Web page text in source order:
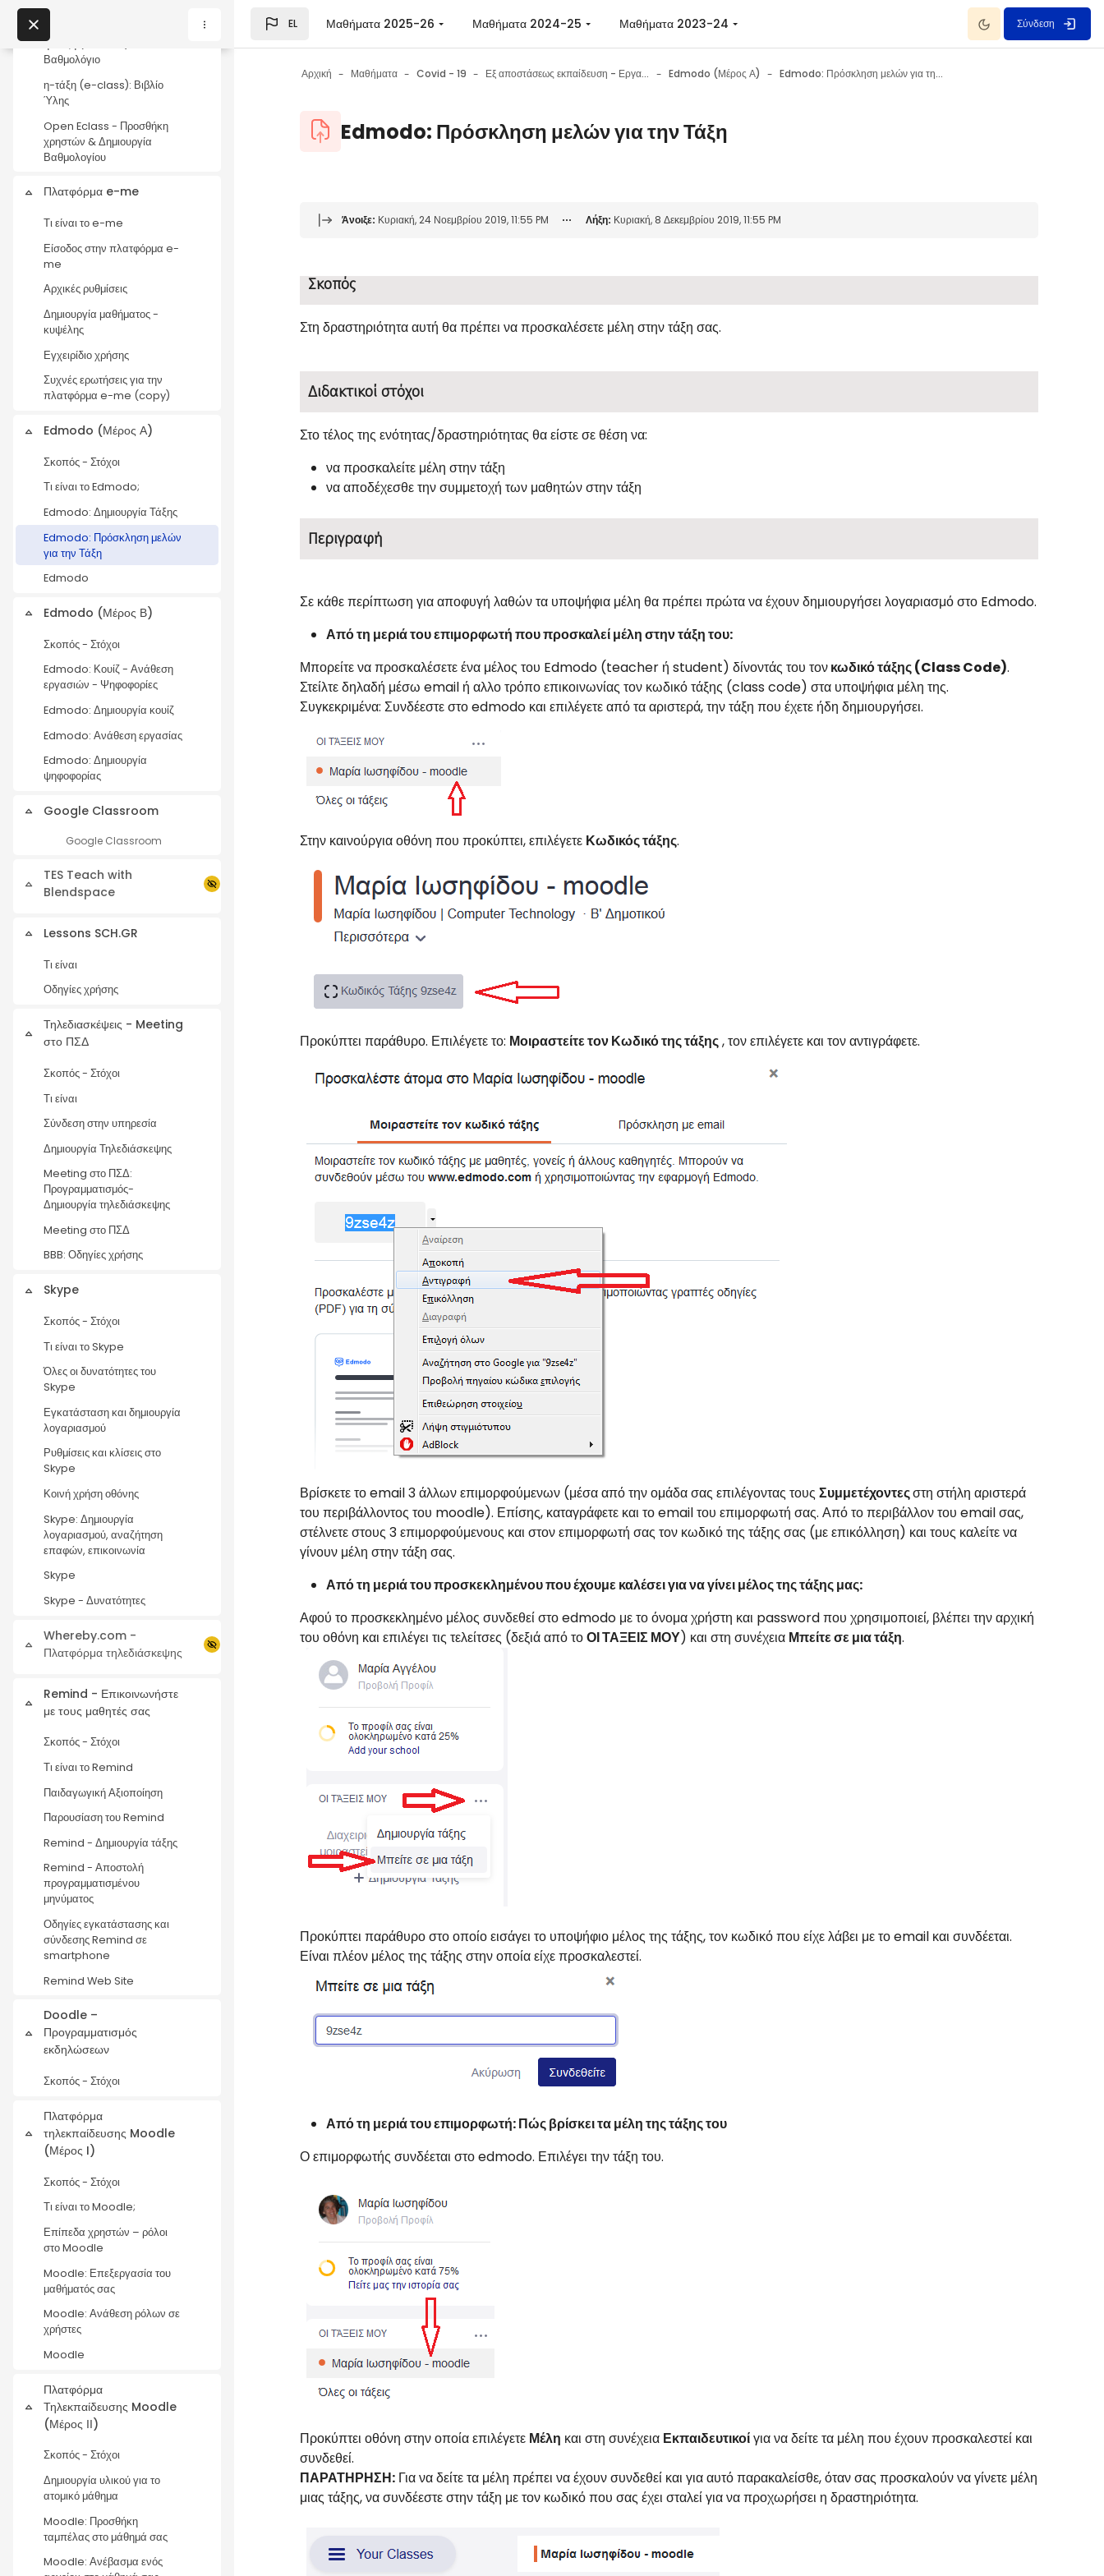
ΜπλοκMy Courses
Μπλοκ
η-τάξη (e-class):
Βαθμολόγιο
η-τάξη (e-class): Βιβλίο
Ύλης
Open Eclass - Προσθήκη
χρηστών & Δημιουργία
Βαθμολογίου
Σύμπτυξη
Πλατφόρμα e-me
Τι είναι το e-me
Είσοδος στην πλατφόρμα e-
me
Αρχικές ρυθμίσεις
Δημιουργία μαθήματος -
κυψέλης
Εγχειρίδιο χρήσης
Συχνές ερωτήσεις για την
πλατφόρμα e-me (copy)
Σύμπτυξη
Edmodo (Μέρος Α)
Σκοπός - Στόχοι
Τι είναι το Edmodo;
Edmodo: Δημιουργία Τάξης
Edmodo: Πρόσκληση μελών
για την Τάξη
Edmodo
Σύμπτυξη
Edmodo (Μέρος Β)
Σκοπός - Στόχοι
Edmodo: Κουίζ - Ανάθεση
εργασιών - Ψηφοφορίες
Edmodo: Δημιουργία κουίζ
Edmodo: Ανάθεση εργασίας
Edmodo: Δημιουργία
ψηφοφορίας
Σύμπτυξη
Google Classroom
Google Classroom
Σύμπτυξη
TES Teach with
Blendspace
Σύμπτυξη
Lessons SCH.GR
Τι είναι
Οδηγίες χρήσης
Σύμπτυξη
Τηλεδιασκέψεις - Meeting
στο ΠΣΔ
Σκοπός - Στόχοι
Τι είναι
Σύνδεση στην υπηρεσία
Δημιουργία Τηλεδιάσκεψης
Meeting στο ΠΣΔ:
Προγραμματισμός-
Δημιουργία τηλεδιάσκεψης
Meeting στο ΠΣΔ
BBB: Οδηγίες χρήσης
Σύμπτυξη
Skype
Σκοπός - Στόχοι
Τι είναι το Skype
Όλες οι δυνατότητες του
Skype
Εγκατάσταση και δημιουργία
λογαριασμού
Ρυθμίσεις και κλίσεις στο
Skype
Κοινή χρήση οθόνης
Skype: Δημιουργία
λογαριασμού, αναζήτηση
επαφών, επικοινωνία
Skype
Skype - Δυνατότητες
Σύμπτυξη
Whereby.com -
Πλατφόρμα τηλεδιάσκεψης
Σύμπτυξη
Remind - Επικοινωνήστε
με τους μαθητές σας
Σκοπός - Στόχοι
Τι είναι το Remind
Παιδαγωγική Αξιοποίηση
Παρουσίαση του Remind
Remind - Δημιουργία τάξης
Remind - Αποστολή
προγραμματισμένου
μηνύματος
Οδηγίες εγκατάστασης και
σύνδεσης Remind σε
smartphone
Remind Web Site
Σύμπτυξη
Doodle –
Προγραμματισμός
εκδηλώσεων
Σκοπός - Στόχοι
Σύμπτυξη
Πλατφόρμα
τηλεκπαίδευσης Moodle
(Μέρος I)
Σκοπός - Στόχοι
Τι είναι το Moodle;
Επίπεδα χρηστών – ρόλοι
στο Moodle
Moodle: Επεξεργασία του
μαθήματός σας
Moodle: Ανάθεση ρόλων σε
χρήστες
Moodle
Σύμπτυξη
Πλατφόρμα
Τηλεκπαίδευσης Moodle
(Μέρος ΙΙ)
Σκοπός - Στόχοι
Δημιουργία υλικού για το
ατομικό μάθημα
Moodle: Προσθήκη
ταμπέλας στο μάθημά σας
Moodle: Ανέβασμα ενός
EL Μαθήματα 2025-26 Μαθήματα 2024-25 Μαθήματα 2023-24 Dark Mode
Σύνδεση
Αρχική Μαθήματα Covid - 19 Εξ αποστάσεως εκπαίδευση - Εργαλεία επικοινωνίας - Εργαλεία συνεργασίας - Συμβουλές Edmodo (Μέρος Α) Edmodo: Πρόσκληση μελών για την Τάξη
ΜπλοκEdmodo: Πρόσκληση μελών για την Τάξη
Μπλοκ
Απαιτήσεις ολοκλήρωσης
Άνοιξε: Κυριακή, 24 Νοεμβρίου 2019, 11:55 PM Λήξη: Κυριακή, 8 Δεκεμβρίου 2019, 11:55 PM
Σκοπός
Στη δραστηριότητα αυτή θα πρέπει να προσκαλέσετε μέλη στην τάξη σας.
Διδακτικοί στόχοι
Στο τέλος της ενότητας/δραστηριότητας θα είστε σε θέση να:
να προσκαλείτε μέλη στην τάξη
να αποδέχεσθε την συμμετοχή των μαθητών στην τάξη
Περιγραφή
Σε κάθε περίπτωση για αποφυγή λαθών τα υποψήφια μέλη θα πρέπει πρώτα να έχουν δημιουργήσει λογαριασμό στο Edmodo.
Από τη μεριά του επιμορφωτή που προσκαλεί μέλη στην τάξη του:
Μπορείτε να προσκαλέσετε ένα μέλος του Edmodo (teacher ή student) δίνοντάς του τονκωδικό τάξης (Class Code).
Στείλτε δηλαδή μέσω email ή αλλο τρόπο επικοινωνίας τον κωδικό τάξης (class code) στα υποψήφια μέλη της.
Συγκεκριμένα: Συνδέεστε στο edmodo και επιλέγετε από τα αριστερά, την τάξη που έχετε ήδη δημιουργήσει.
Στην καινούργια οθόνη που προκύπτει, επιλέγετε Κωδικός τάξης.
Προκύπτει παράθυρο. Επιλέγετε το: Μοιραστείτε τον Κωδικό της τάξης, τον επιλέγετε και τον αντιγράφετε.
Βρίσκετε το email 3 άλλων επιμορφούμενων (μέσα από την ομάδα σας επιλέγοντας τους Συμμετέχοντεςστη στήλη αριστερά
του περιβάλλοντος του moodle). Επίσης, καταγράφετε και το email του επιμορφωτή σας. Από το περιβάλλον του email σας,
στέλνετε στους 3 επιμορφούμενους και στον επιμορφωτή σας τον κωδικό της τάξης σας (με επικόλληση) και τους καλείτε να
γίνουν μέλη στην τάξη σας.
Από τη μεριά του προσκεκλημένου που έχουμε καλέσει για να γίνει μέλος της τάξης μας:
Αφού το προσκεκλημένο μέλος συνδεθεί στο edmodo με το όνομα χρήστη και password που χρησιμοποιεί, βλέπει την αρχική
του οθόνη και επιλέγει τις τελείτσες (δεξιά από τοΟΙ ΤΑΞΕΙΣ ΜΟΥ) και στη συνέχεια Μπείτε σε μια τάξη.
Προκύπτει παράθυρο στο οποίο εισάγει το υποψήφιο μέλος της τάξης, τον κωδικό που είχε λάβει με το email και συνδέεται.
Είναι πλέον μέλος της τάξης στην οποία είχε προσκαλεστεί.
Από τη μεριά του επιμορφωτή: Πώς βρίσκει τα μέλη της τάξης του
Ο επιμορφωτής συνδέεται στο edmodo. Επιλέγει την τάξη του.
Προκύπτει οθόνη στην οποία επιλέγετε Μέλη και στη συνέχεια Εκπαιδευτικοίγια να δείτε τα μέλη που έχουν προσκαλεστεί και
συνδεθεί.
ΠΑΡΑΤΗΡΗΣΗ: Για να δείτε τα μέλη πρέπει να έχουν συνδεθεί και για αυτό παρακαλείσθε, όταν σας προσκαλούν να γίνετε μέλη
μιας τάξης, να συνδέεστε στην τάξη με τον κωδικό που σας έχει σταλεί για να προχωρήσει η δραστηριότητα.